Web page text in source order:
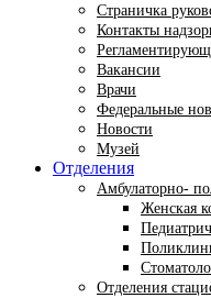
Страничка
Контакты
Вакансии
Врачи
Федеральные
Новости
Музей
Отделения
Амбулаторно-
Женская
Отделения